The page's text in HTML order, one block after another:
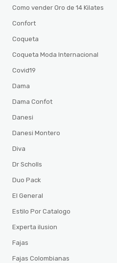
Como vender Oro de 14 Kilates
Confort
Coqueta
Coqueta Moda Internacional
Covid19
Dama
Dama Confot
Danesi
Danesi Montero
Diva
Dr Scholls
Duo Pack
El General
Estilo Por Catalogo
Experta ilusion
Fajas
Fajas Colombianas